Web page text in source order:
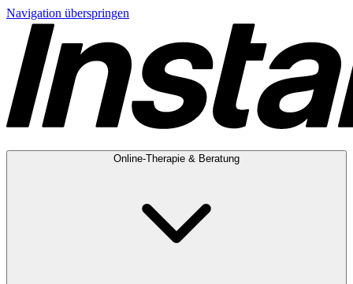
Navigation überspringen
Online-Therapie & Beratung